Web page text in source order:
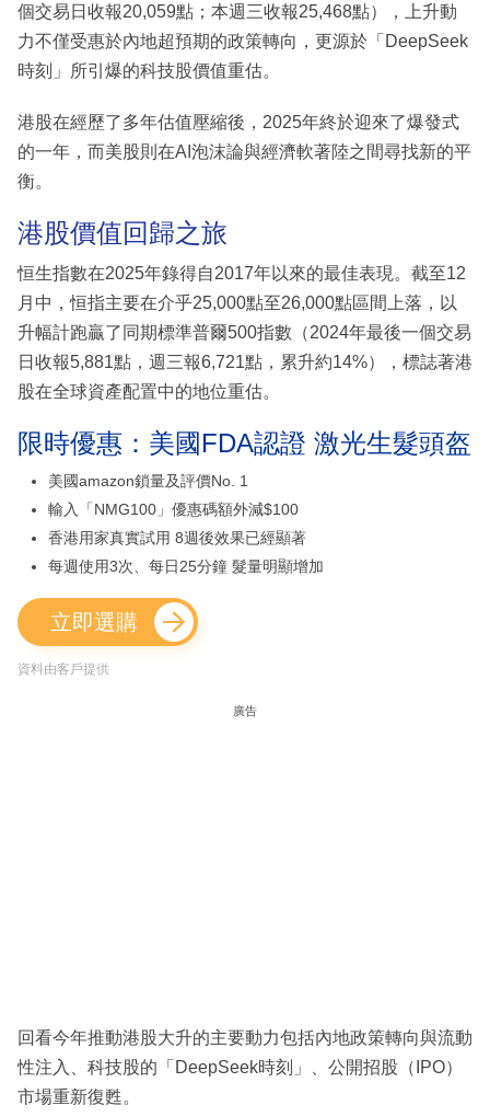
個交易日收報20,059點；本週三收報25,468點），上升動
力不僅受惠於內地超預期的政策轉向，更源於「DeepSeek
時刻」所引爆的科技股價值重估。
港股在經歷了多年估值壓縮後，2025年終於迎來了爆發式
的一年，而美股則在AI泡沫論與經濟軟著陸之間尋找新的平
衡。
港股價值回歸之旅
恒生指數在2025年錄得自2017年以來的最佳表現。截至12
月中，恒指主要在介乎25,000點至26,000點區間上落，以
升幅計跑贏了同期標準普爾500指數（2024年最後一個交易
日收報5,881點，週三報6,721點，累升約14%），標誌著港
股在全球資產配置中的地位重估。
限時優惠：美國FDA認證 激光生髮頭盔
美國amazon鎖量及評價No. 1
輸入「NMG100」優惠碼額外減$100
香港用家真實試用 8週後效果已經顯著
每週使用3次、每日25分鐘 髮量明顯增加
立即選購
資料由客戶提供
廣告
回看今年推動港股大升的主要動力包括內地政策轉向與流動
性注入、科技股的「DeepSeek時刻」、公開招股（IPO）
市場重新復甦。